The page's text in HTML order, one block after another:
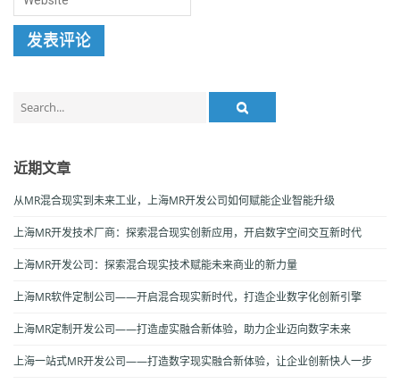
for:
近期文章
从MR混合现实到未来工业，上海MR开发公司如何赋能企业智能升级
上海MR开发技术厂商：探索混合现实创新应用，开启数字空间交互新时代
上海MR开发公司：探索混合现实技术赋能未来商业的新力量
上海MR软件定制公司——开启混合现实新时代，打造企业数字化创新引擎
上海MR定制开发公司——打造虚实融合新体验，助力企业迈向数字未来
上海一站式MR开发公司——打造数字现实融合新体验，让企业创新快人一步